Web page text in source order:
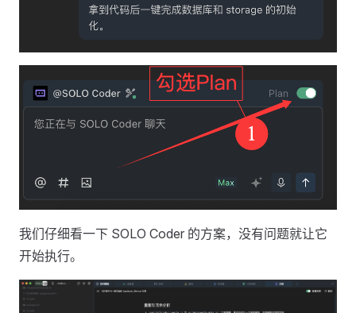
我们仔细看一下 SOLO Coder 的方案，没有问题就让它
开始执行。